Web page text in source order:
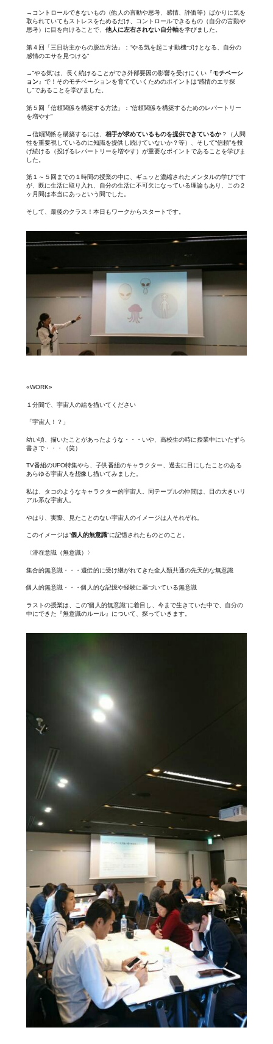
→コントロールできないもの（他人の言動や思考、感情、評価等）ばかりに気を
取られていてもストレスをためるだけ、コントロールできるもの（自分の言動や
思考）に目を向けることで、 他人に左右されない自分軸を学びました。
第４回「三日坊主からの脱出方法」：“やる気を起こす動機づけとなる、自分の
感情のエサを見つける”
→“やる気”は、長く続けることができ外部要因の影響を受けにくい『モチベーシ
ョン』で！そのモチベーションを育てていくためのポイントは“感情のエサ探
し”であることを学びました。
第５回「信頼関係を構築する方法」：“信頼関係を構築するためのレパートリー
を増やす”
→信頼関係を構築するには、 相手が求めているものを提供できているか？（人間
性を重要視しているのに知識を提供し続けていないか？等）、そして“信頼”を投
げ続ける（投げるレパートリーを増やす）が重要なポイントであることを学びま
した。
第１～５回までの１時間の授業の中に、ギュッと濃縮されたメンタルの学びです
が、既に生活に取り入れ、自分の生活に不可欠になっている理論もあり、この２
ヶ月間は本当にあっという間でした。
そして、最後のクラス！本日もワークからスタートです。
«WORK»
１分間で、宇宙人の絵を描いてください
「宇宙人！？」
幼い頃、描いたことがあったような・・・いや、高校生の時に授業中にいたずら
書きで・・・（笑）
TV番組のUFO特集やら、子供番組のキャラクター、過去に目にしたことのある
あらゆる宇宙人を想像し描いてみました。
私は、タコのようなキャラクター的宇宙人。同テーブルの仲間は、目の大きいリ
アル系な宇宙人。
やはり、実際、見たことのない宇宙人のイメージは人それぞれ。
このイメージは”個人的無意識”に記憶されたものとのこと。
〈潜在意識（無意識）〉
集合的無意識・・・遺伝的に受け継がれてきた全人類共通の先天的な無意識
個人的無意識・・・個人的な記憶や経験に基づいている無意識
ラストの授業は、この”個人的無意識”に着目し、今まで生きていた中で、自分の
中にできた『無意識のルール』について、探っていきます。